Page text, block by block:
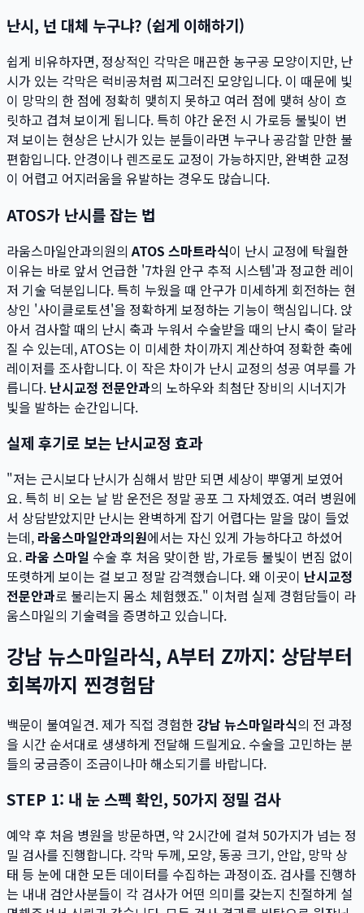
난시, 넌 대체 누구냐? (쉽게 이해하기)
쉽게 비유하자면, 정상적인 각막은 매끈한 농구공 모양이지만, 난
시가 있는 각막은 럭비공처럼 찌그러진 모양입니다. 이 때문에 빛
이 망막의 한 점에 정확히 맺히지 못하고 여러 점에 맺혀 상이 흐
릿하고 겹쳐 보이게 됩니다. 특히 야간 운전 시 가로등 불빛이 번
져 보이는 현상은 난시가 있는 분들이라면 누구나 공감할 만한 불
편함입니다. 안경이나 렌즈로도 교정이 가능하지만, 완벽한 교정
이 어렵고 어지러움을 유발하는 경우도 많습니다.
ATOS가 난시를 잡는 법
라움스마일안과의원의 ATOS 스마트라식이 난시 교정에 탁월한
이유는 바로 앞서 언급한 '7차원 안구 추적 시스템'과 정교한 레이
저 기술 덕분입니다. 특히 누웠을 때 안구가 미세하게 회전하는 현
상인 '사이클로토션'을 정확하게 보정하는 기능이 핵심입니다. 앉
아서 검사할 때의 난시 축과 누워서 수술받을 때의 난시 축이 달라
질 수 있는데, ATOS는 이 미세한 차이까지 계산하여 정확한 축에
레이저를 조사합니다. 이 작은 차이가 난시 교정의 성공 여부를 가
릅니다. 난시교정 전문안과의 노하우와 최첨단 장비의 시너지가
빛을 발하는 순간입니다.
실제 후기로 보는 난시교정 효과
"저는 근시보다 난시가 심해서 밤만 되면 세상이 뿌옇게 보였어
요. 특히 비 오는 날 밤 운전은 정말 공포 그 자체였죠. 여러 병원에
서 상담받았지만 난시는 완벽하게 잡기 어렵다는 말을 많이 들었
는데, 라움스마일안과의원에서는 자신 있게 가능하다고 하셨어
요. 라움 스마일 수술 후 처음 맞이한 밤, 가로등 불빛이 번짐 없이
또렷하게 보이는 걸 보고 정말 감격했습니다. 왜 이곳이 난시교정
전문안과로 불리는지 몸소 체험했죠." 이처럼 실제 경험담들이 라
움스마일의 기술력을 증명하고 있습니다.
강남 뉴스마일라식, A부터 Z까지: 상담부터
회복까지 찐경험담
백문이 불여일견. 제가 직접 경험한강남 뉴스마일라식의 전 과정
을 시간 순서대로 생생하게 전달해 드릴게요. 수술을 고민하는 분
들의 궁금증이 조금이나마 해소되기를 바랍니다.
STEP 1: 내 눈 스펙 확인, 50가지 정밀 검사
예약 후 처음 병원을 방문하면, 약 2시간에 걸쳐 50가지가 넘는 정
밀 검사를 진행합니다. 각막 두께, 모양, 동공 크기, 안압, 망막 상
태 등 눈에 대한 모든 데이터를 수집하는 과정이죠. 검사를 진행하
는 내내 검안사분들이 각 검사가 어떤 의미를 갖는지 친절하게 설